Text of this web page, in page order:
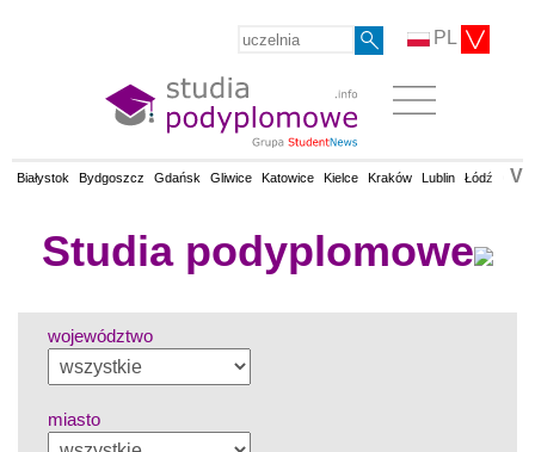
PL
Białystok Bydgoszcz Gdańsk Gliwice Katowice Kielce Kraków Lublin Łódź V
Studia podyplomowe
województwo
miasto